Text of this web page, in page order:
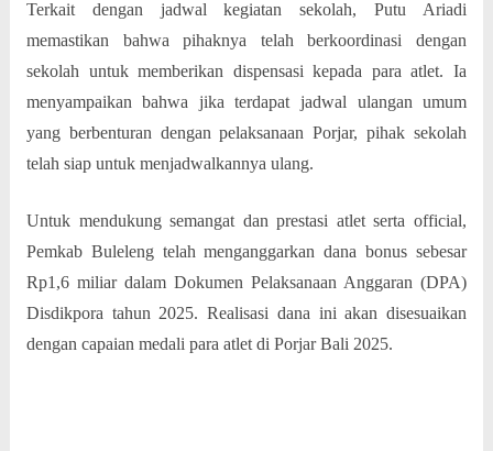
Terkait dengan jadwal kegiatan sekolah, Putu Ariadi
memastikan bahwa pihaknya telah berkoordinasi dengan
sekolah untuk memberikan dispensasi kepada para atlet. Ia
menyampaikan bahwa jika terdapat jadwal ulangan umum
yang berbenturan dengan pelaksanaan Porjar, pihak sekolah
telah siap untuk menjadwalkannya ulang.
Untuk mendukung semangat dan prestasi atlet serta official,
Pemkab Buleleng telah menganggarkan dana bonus sebesar
Rp1,6 miliar dalam Dokumen Pelaksanaan Anggaran (DPA)
Disdikpora tahun 2025. Realisasi dana ini akan disesuaikan
dengan capaian medali para atlet di Porjar Bali 2025.